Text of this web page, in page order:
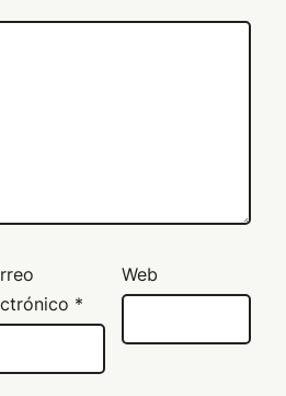
*
Web